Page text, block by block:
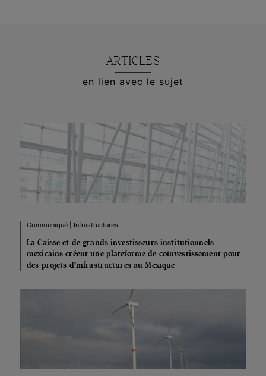
ARTICLES
en lien avec le sujet
Communiqué | Infrastructures
La Caisse et de grands investisseurs institutionnels
mexicains créent une plateforme de coïnvestissement pour
des projets d’infrastructures au Mexique